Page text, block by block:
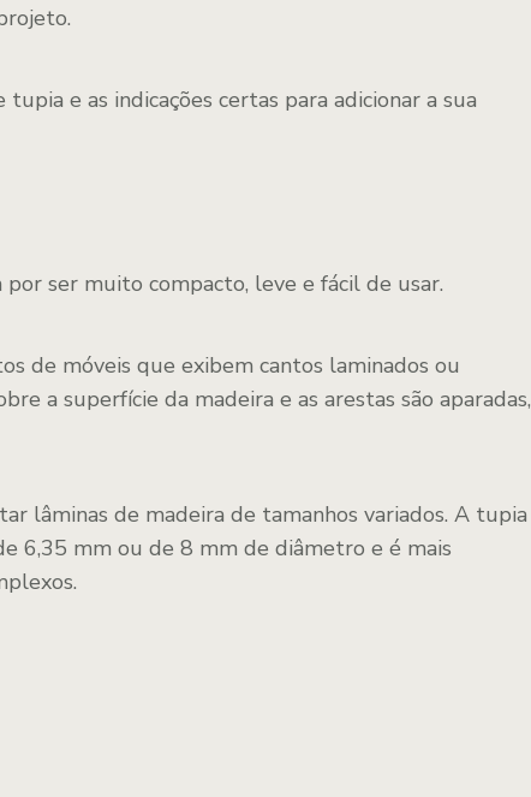
e as indicações certas para adicionar a sua
ser muito compacto, leve e fácil de usar.
de móveis que exibem cantos laminados ou
a superfície da madeira e as arestas são aparadas,
lâminas de madeira de tamanhos variados. A tupia
6,35 mm ou de 8 mm de diâmetro e é mais